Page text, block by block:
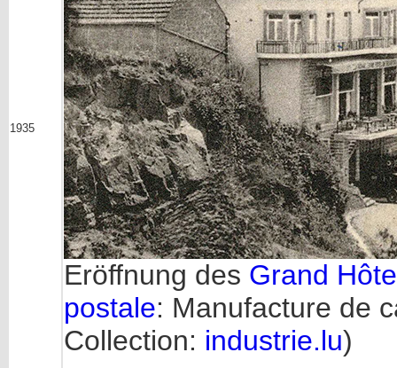
1935
Eröffnung des Grand
postale: Manufacture de
Collection: industrie.lu)